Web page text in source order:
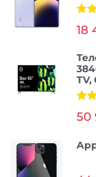
из 5
18
TV,
из 5
50